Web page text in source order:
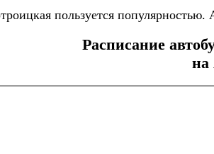
пользуется
Расписание
на